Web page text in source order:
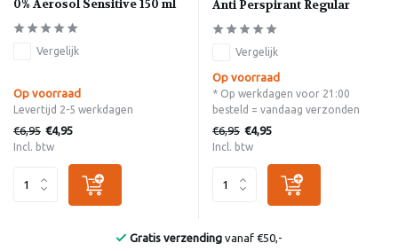
0% Aerosol Sensitive 150 ml
Vergelijk
Op voorraad
Levertijd 2-5 werkdagen
€6,95 €4,95
Incl. btw
Anti Perspirant Regular
Vergelijk
Op voorraad
* Op werkdagen voor 21:00
besteld = vandaag verzonden
€6,95 €4,95
Incl. btw
Gratis verzending vanaf €50,-